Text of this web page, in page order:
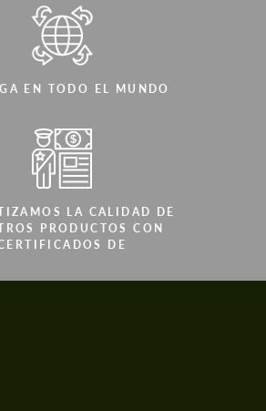
EN TODO EL MUNDO
LA CALIDAD DE
PRODUCTOS CON
DE